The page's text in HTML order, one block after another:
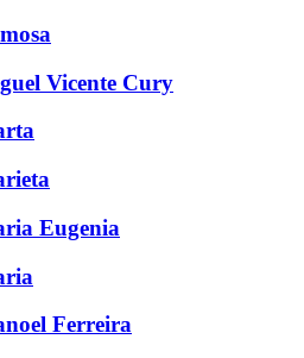
Vicente Cury
Eugenia
Ferreira